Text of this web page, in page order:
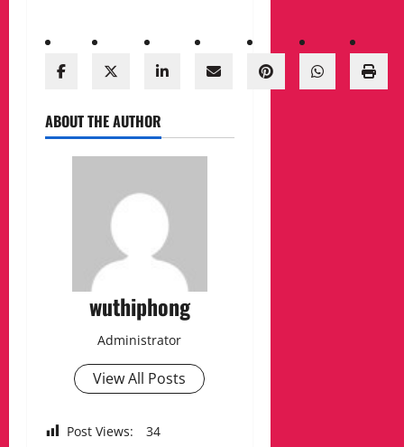
ABOUT THE AUTHOR
wuthiphong
Administrator
View All Posts
Post Views: 34